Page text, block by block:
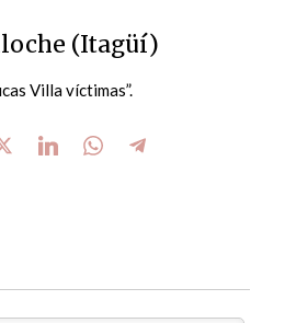
(Itagüí)
Villa víctimas”.